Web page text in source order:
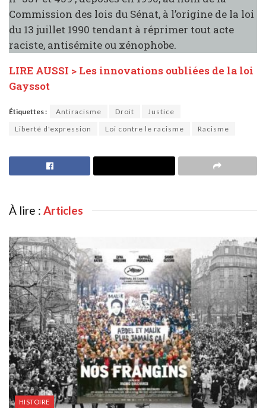
Commission des lois du Sénat, à l’origine de la loi
du 13 juillet 1990 tendant à réprimer tout acte
raciste, antisémite ou xénophobe.
LIRE AUSSI > Les innovations oubliées de la loi
Gayssot
Étiquettes : Antiracisme Droit
Justice
Liberté d'expression
Loi contre le racisme Racisme
À lire : Articles
HISTOIRE